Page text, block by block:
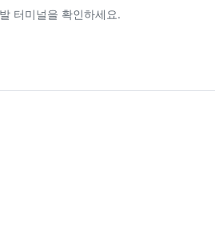
터미널을 확인하세요.